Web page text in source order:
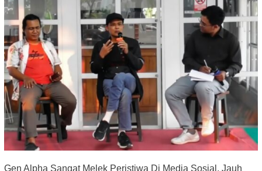
Gen Alpha Sangat Melek Peristiwa Di Media Sosial, Jauh